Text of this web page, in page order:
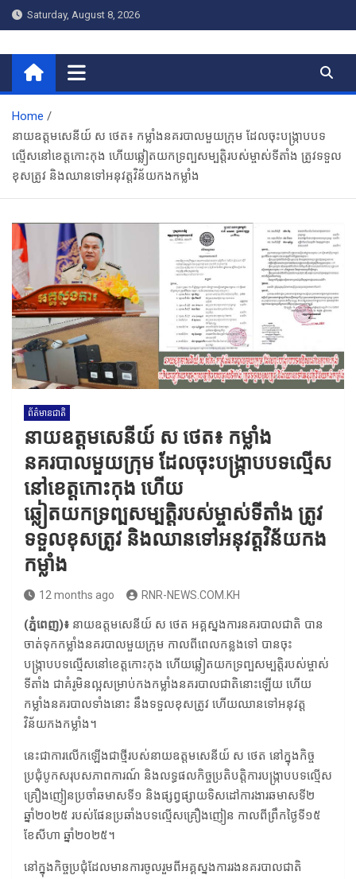
Skip
to
Saturday, August 8, 2026
RNR NEWS អអិនអ ញូស៍
Home
នាយឧត្តមសេនីយ៍ ស ថេត៖ កម្លាំងនគរបាលមួយក្រុម ដែលចុះបង្ក្រាបបទ
ល្មើសនៅខេត្តកោះកុង​ ហើយឆ្លៀតយកទ្រព្បសម្បត្តិរបស់ម្ចាស់ទីតាំង ត្រូវទទួល
ខុសត្រូវ និងឈានទៅអនុវត្តវិន័យកងកម្លាំង
ព័ត៌មានជាតិ
នាយឧត្តមសេនីយ៍ ស ថេត៖ កម្លាំង
នគរបាលមួយក្រុម ដែលចុះបង្ក្រាបបទល្មើស
នៅខេត្តកោះកុង​ ហើយ
ឆ្លៀតយកទ្រព្បសម្បត្តិរបស់ម្ចាស់ទីតាំង ត្រូវ
ទទួលខុសត្រូវ និងឈានទៅអនុវត្តវិន័យកង
កម្លាំង
12 months ago RNR-NEWS.COM.KH
(ភ្នំពេញ)៖ នាយឧត្តមសេនីយ៍ ស ថេត អគ្គស្នងការនគរបាលជាតិ បាន
ចាត់ទុកកម្លាំងនគរបាលមួយក្រុម កាលពីពេលកន្លងទៅ បានចុះ
បង្ក្រាបបទល្មើសនៅខេត្តកោះកុង​ ហើយឆ្លៀតយកទ្រព្បសម្បត្តិរបស់ម្ចាស់
ទីតាំង ជាគំរូមិនល្អសម្រាប់កងកម្លាំងនគរបាលជាតិនោះឡើយ ហើយ
កម្លាំងនគរបាលទាំងនោះ នឹងទទួលខុសត្រូវ ហើយឈានទៅអនុវត្ត
វិន័យកងកម្លាំង។
នេះជាការលើកឡើងជាថ្មីរបស់នាយឧត្តមសេនីយ៍ ស ថេត នៅក្នុងកិច្ច
ប្រជុំបូកសរុបសភាពការណ៍ និងលទ្ធផលកិច្ចប្រតិបត្តិការបង្ក្រាបបទល្មើស
គ្រឿងញៀនប្រចាំឆមាសទី១ និងផ្សព្វផ្សាយទិសដៅការងារឆមាសទី២
ឆ្នាំ២០២៥ របស់ផែនប្រឆាំងបទល្មើសគ្រឿងញៀន កាលពីព្រឹកថ្ងៃទី១៥
ខែសីហា ឆ្នាំ២០២៥។
នៅក្នុងកិច្ចប្រជុំដែលមានការចូលរួមពីអគ្គស្នងការរងនគរបាលជាតិ